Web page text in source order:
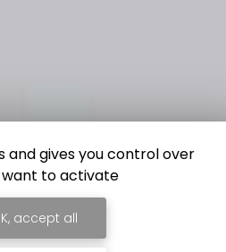
and gives you control over
to activate
accept all